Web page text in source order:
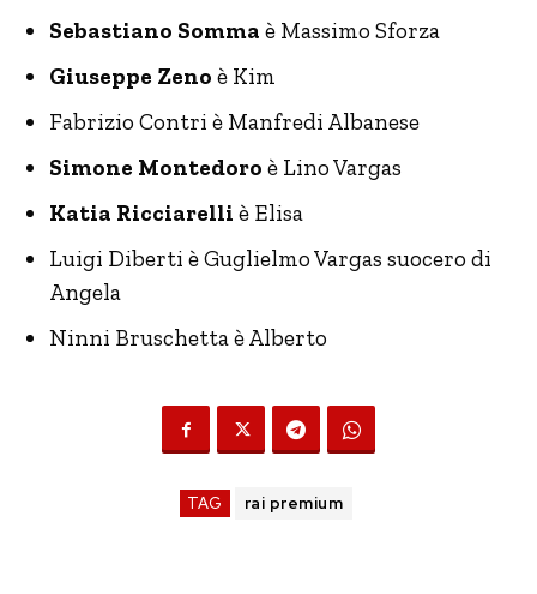
Sebastiano Somma è Massimo Sforza
Giuseppe Zeno è Kim
Fabrizio Contri è Manfredi Albanese
Simone Montedoro è Lino Vargas
Katia Ricciarelli è Elisa
Luigi Diberti è Guglielmo Vargas suocero di
Angela
Ninni Bruschetta è Alberto
TAG rai premium